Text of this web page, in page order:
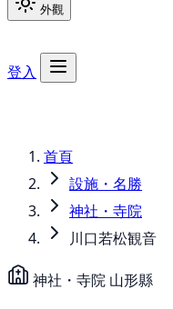
外觀
登入
首頁
設施・名勝
神社・寺院
川口若松観音
神社・寺院 山形縣